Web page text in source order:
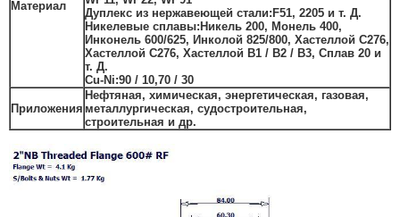
Материал
Дуплекс из нержавеющей стали: F51, 2205 и т. Д.
Никелевые сплавы: Никель 200, Монель 400,
Инконель 600/625, Инколой 825/800, Хастеллой C276,
Хастеллой C276, Хастеллой B1 / B2 / B3, Сплав 20 и
т. Д.
Cu-Ni:90 / 10,70 / 30
Приложения
Нефтяная, химическая, энергетическая, газовая,
металлургическая, судостроительная,
строительная и др.